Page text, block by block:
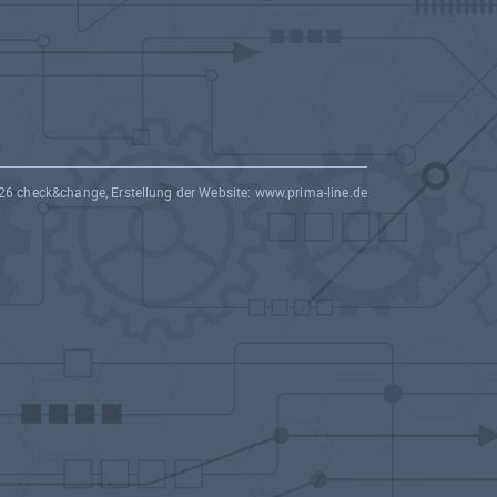
check&change, Erstellung der Website: www.prima-line.de